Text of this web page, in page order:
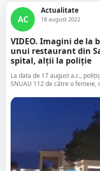
AC
Actualitate
18 august 2022
VIDEO. Imagini de la
unui restaurant din
spital, alții la poliție
La data de 17 august a.c.,
SNUAU 112 de către o femeie,